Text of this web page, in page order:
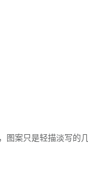
图案只是轻描淡写的